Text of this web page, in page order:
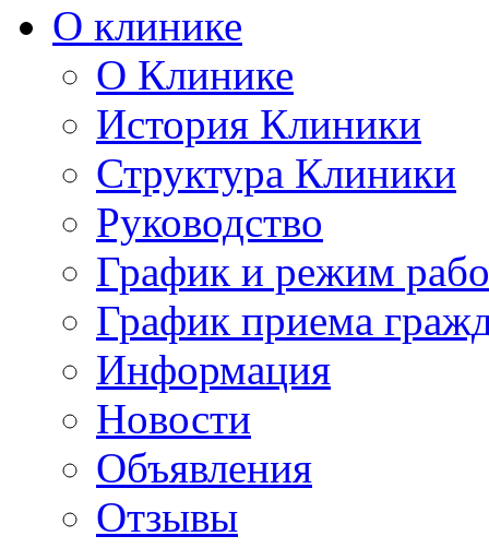
О клинике
О Клинике
История Клиники
Структура Клиники
Руководство
График и режим
График приема
Информация
Новости
Объявления
Отзывы